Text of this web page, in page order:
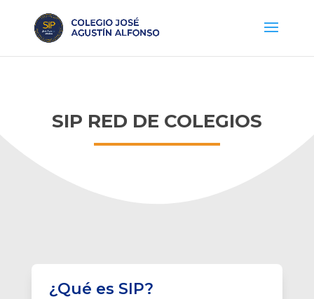
SIP RED DE COLEGIOS
¿Qué es SIP?